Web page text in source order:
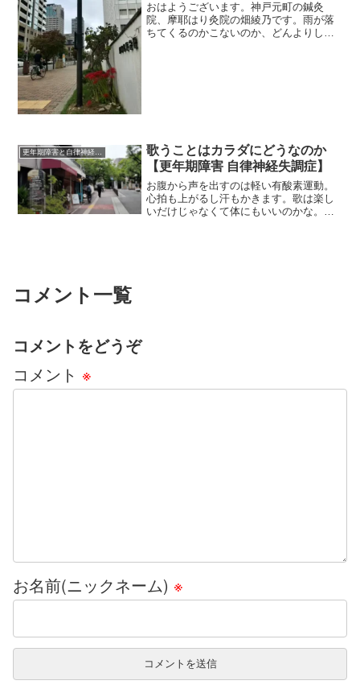
おはようございます。神戸元町の鍼灸
院、摩耶はり灸院の畑綾乃です。雨が落
ちてくるのかこないのか、どんよりして
歌うことはカラダにどうなのか
【更年期障害 自律神経失調症】
お腹から声を出すのは軽い有酸素運動。
心拍も上がるし汗もかきます。歌は楽し
いだけじゃなくて体にもいいのかな。ゴ
コメント一覧
コメントをどうぞ
コメント ※
お名前(ニックネーム) ※